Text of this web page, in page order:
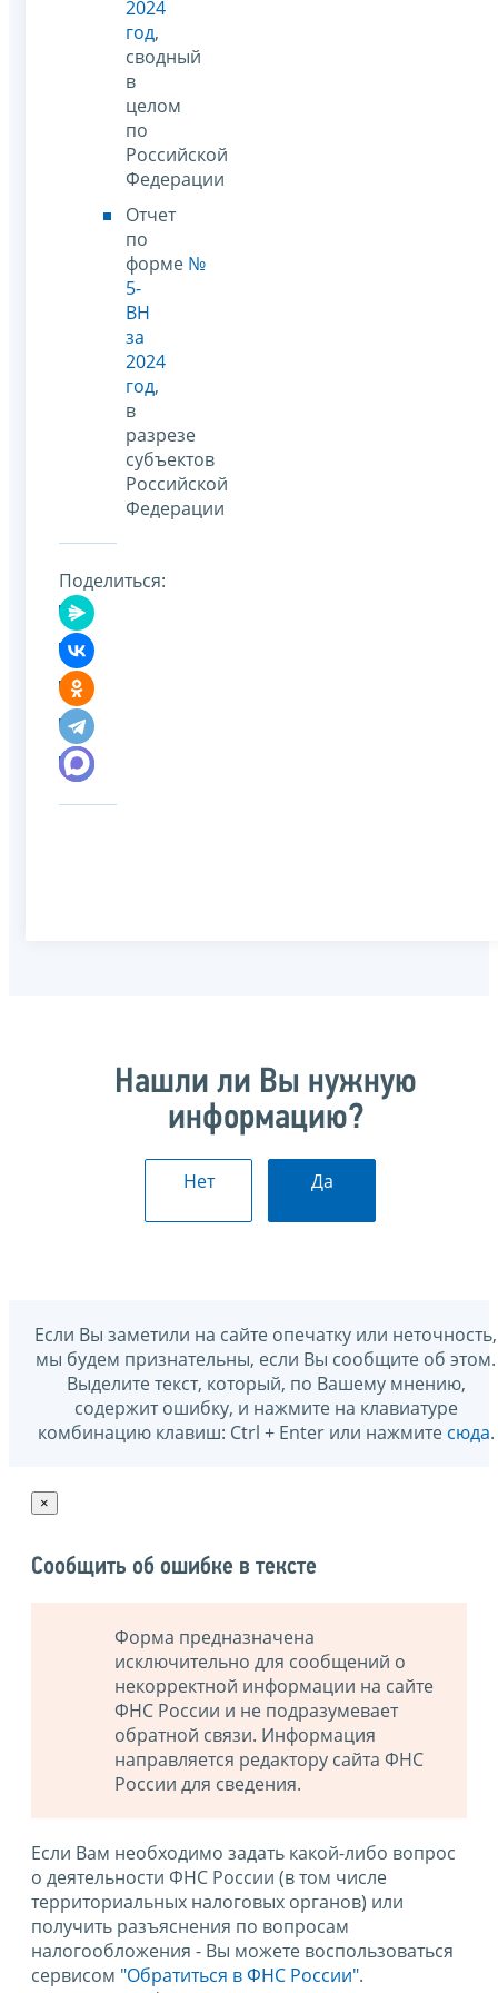
2024
год,
сводный
в
целом
по
Российской
Федерации
Отчет
по
форме №
5-
ВН
за
2024
год,
в
разрезе
субъектов
Российской
Федерации
Поделиться:
Нашли ли Вы нужную
информацию?
Нет Да
Если Вы заметили на сайте опечатку или неточность,
мы будем признательны, если Вы сообщите об этом.
Выделите текст, который, по Вашему мнению,
содержит ошибку, и нажмите на клавиатуре
комбинацию клавиш: Ctrl + Enter или нажмите сюда.
×
Сообщить об ошибке в тексте
Форма предназначена
исключительно для сообщений о
некорректной информации на сайте
ФНС России и не подразумевает
обратной связи. Информация
направляется редактору сайта ФНС
России для сведения.
Если Вам необходимо задать какой-либо вопрос
о деятельности ФНС России (в том числе
территориальных налоговых органов) или
получить разъяснения по вопросам
налогообложения - Вы можете воспользоваться
сервисом "Обратиться в ФНС России".